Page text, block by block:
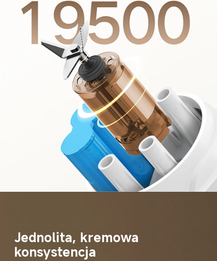
Jednolita, kremowa
konsystencja